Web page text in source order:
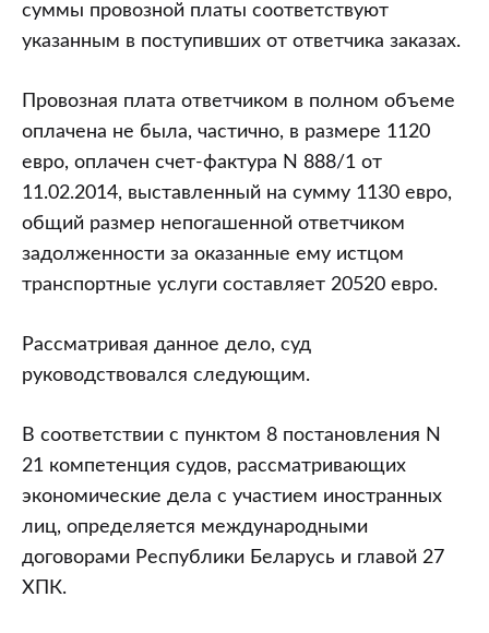
суммы провозной платы соответствуют
указанным в поступивших от ответчика заказах.
Провозная плата ответчиком в полном объеме
оплачена не была, частично, в размере 1120
евро, оплачен счет-фактура N 888/1 от
11.02.2014, выставленный на сумму 1130 евро,
общий размер непогашенной ответчиком
задолженности за оказанные ему истцом
транспортные услуги составляет 20520 евро.
Рассматривая данное дело, суд
руководствовался следующим.
В соответствии с пунктом 8 постановления N
21 компетенция судов, рассматривающих
экономические дела с участием иностранных
лиц, определяется международными
договорами Республики Беларусь и главой 27
ХПК.